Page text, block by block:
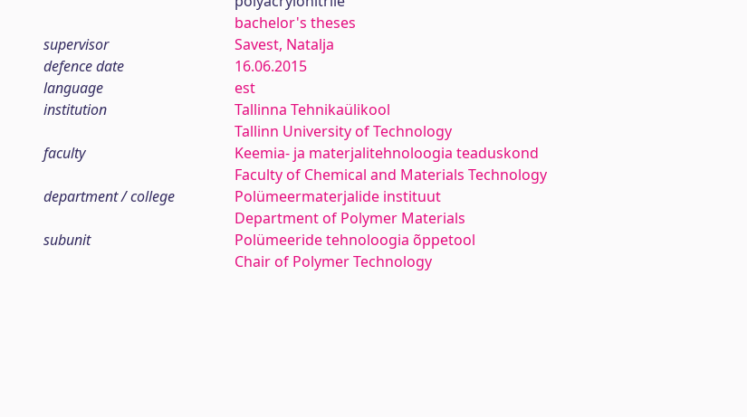
bachelor's theses
supervisor
Savest, Natalja
defence date
16.06.2015
language
est
institution
Tallinna Tehnikaülikool
Tallinn University of Technology
faculty
Keemia- ja materjalitehnoloogia teaduskond
Faculty of Chemical and Materials Technology
department / college
Polümeermaterjalide instituut
Department of Polymer Materials
subunit
Polümeeride tehnoloogia õppetool
Chair of Polymer Technology